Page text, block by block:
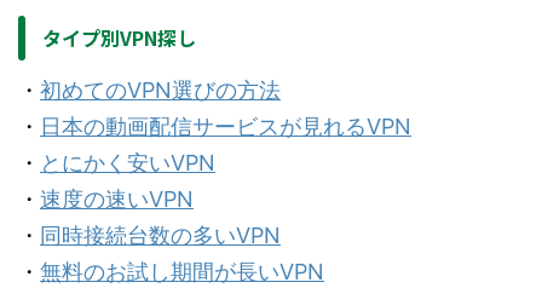
タイプ別VPN探し
・ 初めてのVPN選びの方法
・ 日本の動画配信サービスが見れるVPN
・ とにかく安いVPN
・ 速度の速いVPN
・ 同時接続台数の多いVPN
・ 無料のお試し期間が長いVPN